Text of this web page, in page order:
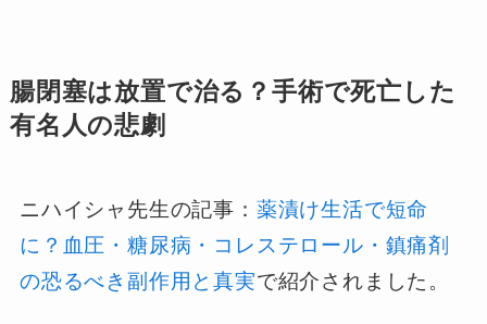
腸閉塞は放置で治る？手術で死亡した
有名人の悲劇
ニハイシャ先生の記事： 薬漬け生活で短命
に？血圧・糖尿病・コレステロール・鎮痛剤
の恐るべき副作用と真実で紹介されました。